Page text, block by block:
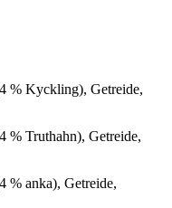
% Kyckling), Getreide,
% Truthahn), Getreide,
% anka), Getreide,